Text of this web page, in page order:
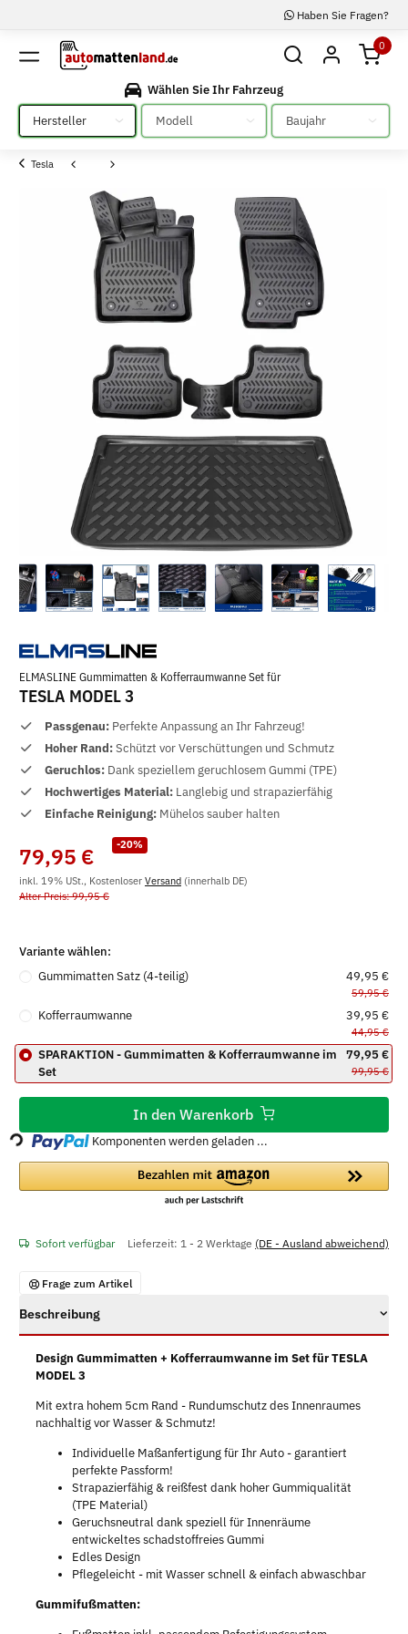
Haben Sie Fragen?
0
Wählen Sie Ihr Fahrzeug
Bitte auswählen
Bitte auswählen Bitte auswählen
Tesla
ELMASLINE Gummimatten & Kofferraumwanne Set für
TESLA MODEL 3
Passgenau: Perfekte Anpassung an Ihr Fahrzeug!
Hoher Rand:Schützt vor Verschüttungen und Schmutz
Geruchlos: Dank speziellem geruchlosem Gummi (TPE)
Hochwertiges Material: Langlebig und strapazierfähig
Einfache Reinigung: Mühelos sauber halten
-20%
79,95 €
inkl. 19% USt., Kostenloser Versand (innerhalb DE)
Alter Preis: 99,95 €
Variante wählen:
Gummimatten Satz (4-teilig)
49,95 €
59,95 €
Kofferraumwanne 39,95 €
44,95 €
SPARAKTION - Gummimatten & Kofferraumwanne im
Set
79,95 €
99,95 €
In den Warenkorb
Loading... Komponenten werden geladen ...
Sofort verfügbar Lieferzeit: 1 - 2 Werktage (DE - Ausland abweichend)
Frage zum Artikel
Beschreibung
Design Gummimatten + Kofferraumwanne im Set für TESLA
MODEL 3
Mit extra hohem 5cm Rand - Rundumschutz des Innenraumes
nachhaltig vor Wasser & Schmutz!
Individuelle Maßanfertigung für Ihr Auto - garantiert
perfekte Passform!
Strapazierfähig & reißfest dank hoher Gummiqualität
(TPE Material)
Geruchsneutral dank speziell für Innenräume
entwickeltes schadstoffreies Gummi
Edles Design
Pflegeleicht - mit Wasser schnell & einfach abwaschbar
Gummifußmatten: